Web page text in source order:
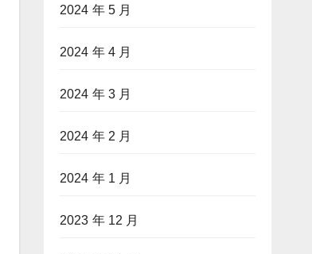
2024 年 5 月
2024 年 4 月
2024 年 3 月
2024 年 2 月
2024 年 1 月
2023 年 12 月